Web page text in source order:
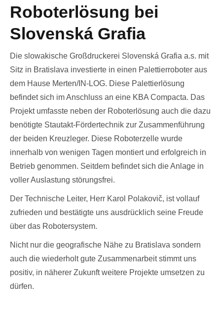
Roboterlösung bei
Slovenská Grafia
Die slowakische Großdruckerei Slovenská Grafia a.s. mit
Sitz in Bratislava investierte in einen Palettierroboter aus
dem Hause Merten/IN-LOG. Diese Palettierlösung
befindet sich im Anschluss an eine KBA Compacta. Das
Projekt umfasste neben der Roboterlösung auch die dazu
benötigte Stautakt-Fördertechnik zur Zusammenführung
der beiden Kreuzleger. Diese Roboterzelle wurde
innerhalb von wenigen Tagen montiert und erfolgreich in
Betrieb genommen. Seitdem befindet sich die Anlage in
voller Auslastung störungsfrei.
Der Technische Leiter, Herr Karol Polakovič, ist vollauf
zufrieden und bestätigte uns ausdrücklich seine Freude
über das Robotersystem.
Nicht nur die geografische Nähe zu Bratislava sondern
auch die wiederholt gute Zusammenarbeit stimmt uns
positiv, in näherer Zukunft weitere Projekte umsetzen zu
dürfen.